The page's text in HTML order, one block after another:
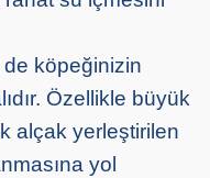
de köpeğinizin
Özellikle büyük
alçak yerleştirilen
yol